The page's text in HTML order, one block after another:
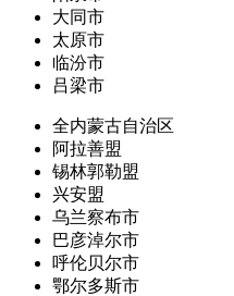
大同市
太原市
临汾市
吕梁市
全内蒙古自治区
阿拉善盟
锡林郭勒盟
兴安盟
乌兰察布市
巴彦淖尔市
呼伦贝尔市
鄂尔多斯市